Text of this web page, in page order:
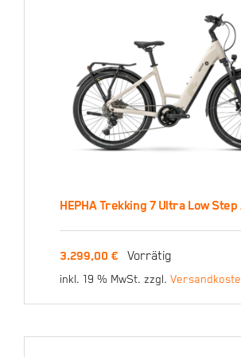
HEPHA Trekking
Low Step / L
HEPHA Trekking 7 Ultra Low
3.299,00€ Vorrätig
inkl. 19 % MwSt. zzgl.